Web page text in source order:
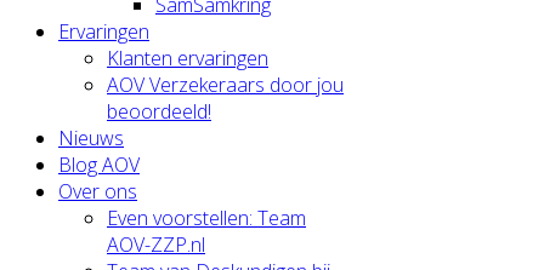
Ervaringen
Klanten ervaringen
AOV Verzekeraars door jou
beoordeeld!
Nieuws
Blog AOV
Over ons
Even voorstellen: Team
AOV-ZZP.nl